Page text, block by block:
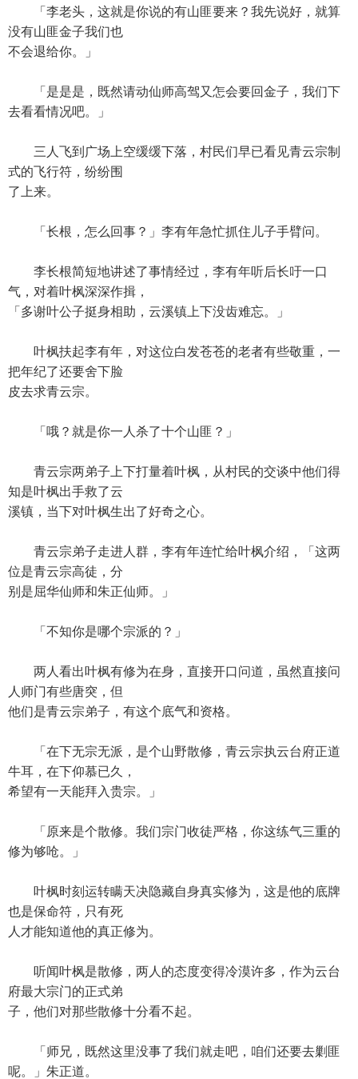
「李老头，这就是你说的有山匪要来？我先说好，就算
没有山匪金子我们也
不会退给你。」
「是是是，既然请动仙师高驾又怎会要回金子，我们下
去看看情况吧。」
三人飞到广场上空缓缓下落，村民们早已看见青云宗制
式的飞行符，纷纷围
了上来。
「长根，怎么回事？」李有年急忙抓住儿子手臂问。
李长根简短地讲述了事情经过，李有年听后长吁一口
气，对着叶枫深深作揖，
「多谢叶公子挺身相助，云溪镇上下没齿难忘。」
叶枫扶起李有年，对这位白发苍苍的老者有些敬重，一
把年纪了还要舍下脸
皮去求青云宗。
「哦？就是你一人杀了十个山匪？」
青云宗两弟子上下打量着叶枫，从村民的交谈中他们得
知是叶枫出手救了云
溪镇，当下对叶枫生出了好奇之心。
青云宗弟子走进人群，李有年连忙给叶枫介绍，「这两
位是青云宗高徒，分
别是屈华仙师和朱正仙师。」
「不知你是哪个宗派的？」
两人看出叶枫有修为在身，直接开口问道，虽然直接问
人师门有些唐突，但
他们是青云宗弟子，有这个底气和资格。
「在下无宗无派，是个山野散修，青云宗执云台府正道
牛耳，在下仰慕已久，
希望有一天能拜入贵宗。」
「原来是个散修。我们宗门收徒严格，你这练气三重的
修为够呛。」
叶枫时刻运转瞒天决隐藏自身真实修为，这是他的底牌
也是保命符，只有死
人才能知道他的真正修为。
听闻叶枫是散修，两人的态度变得冷漠许多，作为云台
府最大宗门的正式弟
子，他们对那些散修十分看不起。
「师兄，既然这里没事了我们就走吧，咱们还要去剿匪
呢。」朱正道。